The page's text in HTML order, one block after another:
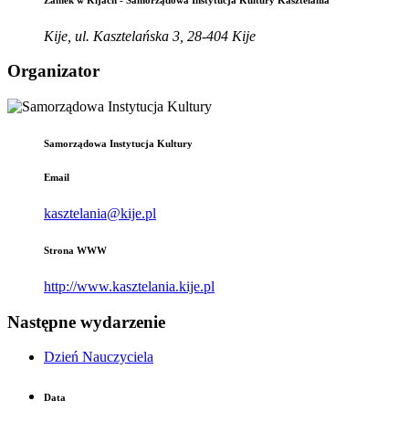
Kije, ul. Kasztelańska 3, 28-404 Kije
Organizator
Samorządowa Instytucja Kultury
Email
kasztelania@kije.pl
Strona WWW
http://www.kasztelania.kije.pl
Następne wydarzenie
Dzień Nauczyciela
Data